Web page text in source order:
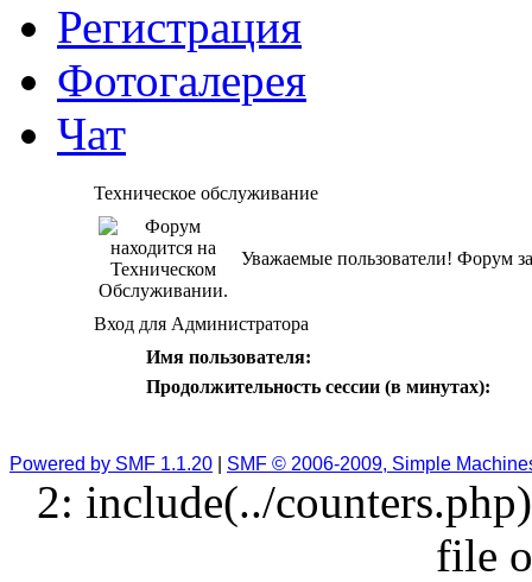
Регистрация
Фотогалерея
Чат
Техническое обслуживание
Уважаемые пользователи! Форум
Вход для Администратора
Имя пользователя:
Продолжительность сессии (в минутах):
Powered by SMF 1.1.20 SMF © 2006-2009, Simple
2: include(../
file